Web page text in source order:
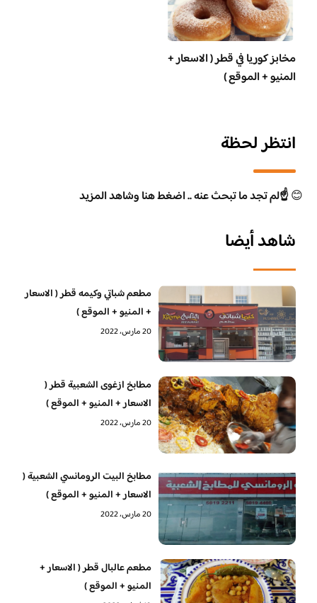
مخابز كوريا في قطر ( الاسعار +
المنيو + الموقع )
انتظر لحظة
😊☝️لم تجد ما تبحث عنه .. اضغط هنا وشاهد المزيد
شاهد أيضا
مطعم شباتي وكيمه قطر ( الاسعار
+ المنيو + الموقع )
20 مارس، 2022
مطابخ ازغوى الشعبية قطر (
الاسعار + المنيو + الموقع )
20 مارس، 2022
مطابخ البيت الرومانسي الشعبية (
الاسعار + المنيو + الموقع )
20 مارس، 2022
مطعم عالبال قطر ( الاسعار +
المنيو + الموقع )